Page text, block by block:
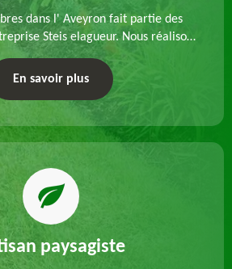
dans l' Aveyron fait partie des
Steis elagueur. Nous réalisons
ou par démontage, tenant compte
du site et des végétaux.
En savoir plus
paysagiste